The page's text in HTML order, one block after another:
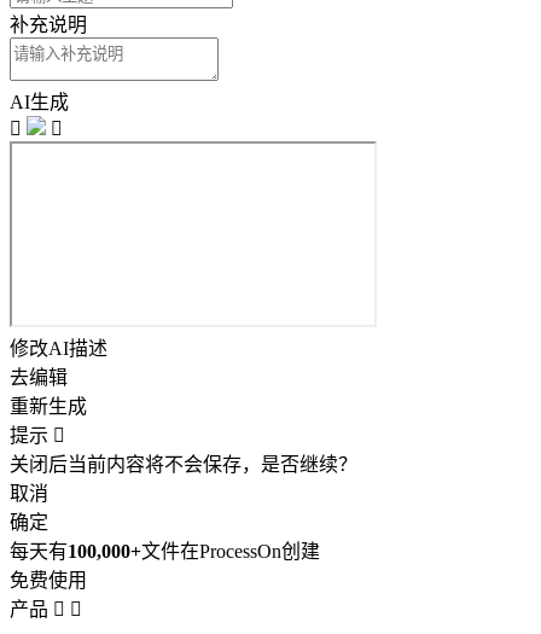
补充说明
AI生成


修改AI描述
去编辑
重新生成
提示 
关闭后当前内容将不会保存，是否继续？
取消
确定
每天有100,000+文件在ProcessOn创建
免费使用
产品  